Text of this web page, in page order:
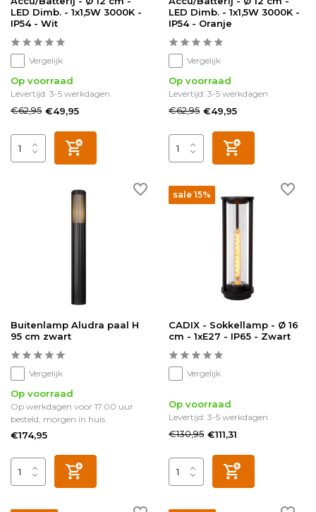
LED Dimb. - 1x1,5W 3000K -
IP54 - Wit
Vergelijk
Op voorraad
Levertijd: 3-5 werkdagen
€62,95 €49,95
LED Dimb. - 1x1,5W 3000K -
IP54 - Oranje
Vergelijk
Op voorraad
Levertijd: 3-5 werkdagen
€62,95 €49,95
Buitenlamp Aludra paal H
95 cm zwart
Vergelijk
Op voorraad
Op werkdagen voor 17.00 uur
besteld, morgen in huis
€174,95
sale 15%
CADIX - Sokkellamp - Ø 16
cm - 1xE27 - IP65 - Zwart
Vergelijk
Op voorraad
Levertijd: 3-5 werkdagen
€130,95 €111,31